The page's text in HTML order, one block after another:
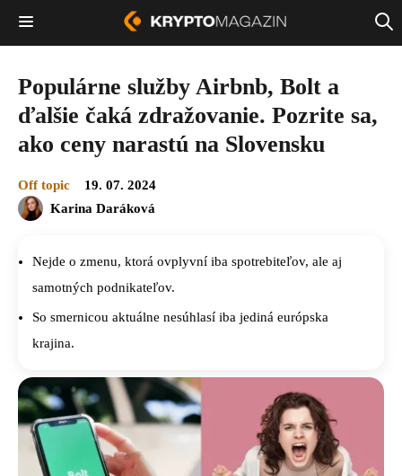
Populárne služby Airbnb, Bolt a
ďalšie čaká zdražovanie. Pozrite sa,
ako ceny narastú na Slovensku
Off topic
19. 07. 2024
Karina Daráková
Nejde o zmenu, ktorá ovplyvní iba spotrebiteľov, ale aj
samotných podnikateľov.
So smernicou aktuálne nesúhlasí iba jediná európska
krajina.